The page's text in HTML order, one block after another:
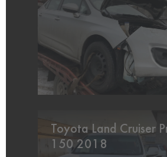
Toyota Land Cruiser
150 2018